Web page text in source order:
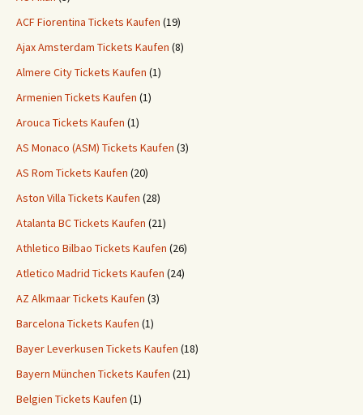
ACF Fiorentina Tickets Kaufen (19)
Ajax Amsterdam Tickets Kaufen (8)
Almere City Tickets Kaufen (1)
Armenien Tickets Kaufen (1)
Arouca Tickets Kaufen (1)
AS Monaco (ASM) Tickets Kaufen (3)
AS Rom Tickets Kaufen (20)
Aston Villa Tickets Kaufen (28)
Atalanta BC Tickets Kaufen (21)
Athletico Bilbao Tickets Kaufen (26)
Atletico Madrid Tickets Kaufen (24)
AZ Alkmaar Tickets Kaufen (3)
Barcelona Tickets Kaufen (1)
Bayer Leverkusen Tickets Kaufen (18)
Bayern München Tickets Kaufen (21)
Belgien Tickets Kaufen (1)